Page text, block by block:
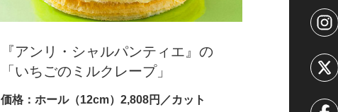
『アンリ・シャルパンティエ』の
「いちごのミルクレープ」
価格：ホール（12cm）2,808円／カット